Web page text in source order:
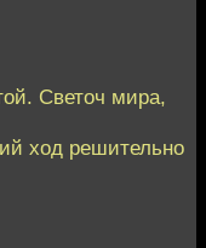
Светоч мира,
ход решительно